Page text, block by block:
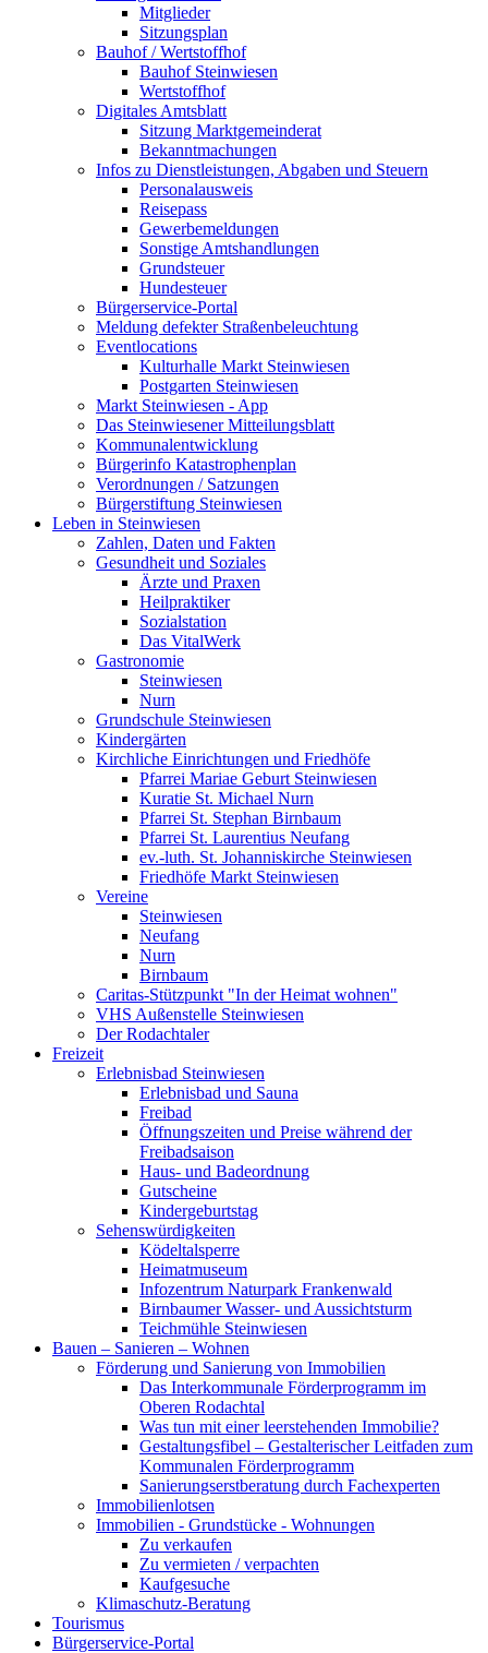
Mitglieder
Sitzungsplan
Bauhof / Wertstoffhof
Bauhof Steinwiesen
Wertstoffhof
Digitales Amtsblatt
Sitzung Marktgemeinderat
Bekanntmachungen
Infos zu Dienstleistungen, Abgaben und Steuern
Personalausweis
Reisepass
Gewerbemeldungen
Sonstige Amtshandlungen
Grundsteuer
Hundesteuer
Bürgerservice-Portal
Meldung defekter Straßenbeleuchtung
Eventlocations
Kulturhalle Markt Steinwiesen
Postgarten Steinwiesen
Markt Steinwiesen - App
Das Steinwiesener Mitteilungsblatt
Kommunalentwicklung
Bürgerinfo Katastrophenplan
Verordnungen / Satzungen
Bürgerstiftung Steinwiesen
Leben in Steinwiesen
Zahlen, Daten und Fakten
Gesundheit und Soziales
Ärzte und Praxen
Heilpraktiker
Sozialstation
Das VitalWerk
Gastronomie
Steinwiesen
Nurn
Grundschule Steinwiesen
Kindergärten
Kirchliche Einrichtungen und Friedhöfe
Pfarrei Mariae Geburt Steinwiesen
Kuratie St. Michael Nurn
Pfarrei St. Stephan Birnbaum
Pfarrei St. Laurentius Neufang
ev.-luth. St. Johanniskirche Steinwiesen
Friedhöfe Markt Steinwiesen
Vereine
Steinwiesen
Neufang
Nurn
Birnbaum
Caritas-Stützpunkt "In der Heimat wohnen"
VHS Außenstelle Steinwiesen
Der Rodachtaler
Freizeit
Erlebnisbad Steinwiesen
Erlebnisbad und Sauna
Freibad
Öffnungszeiten und Preise während der
Freibadsaison
Haus- und Badeordnung
Gutscheine
Kindergeburtstag
Sehenswürdigkeiten
Ködeltalsperre
Heimatmuseum
Infozentrum Naturpark Frankenwald
Birnbaumer Wasser- und Aussichtsturm
Teichmühle Steinwiesen
Bauen – Sanieren – Wohnen
Förderung und Sanierung von Immobilien
Das Interkommunale Förderprogramm im
Oberen Rodachtal
Was tun mit einer leerstehenden Immobilie?
Gestaltungsfibel – Gestalterischer Leitfaden zum
Kommunalen Förderprogramm
Sanierungserstberatung durch Fachexperten
Immobilienlotsen
Immobilien - Grundstücke - Wohnungen
Zu verkaufen
Zu vermieten / verpachten
Kaufgesuche
Klimaschutz-Beratung
Tourismus
Bürgerservice-Portal